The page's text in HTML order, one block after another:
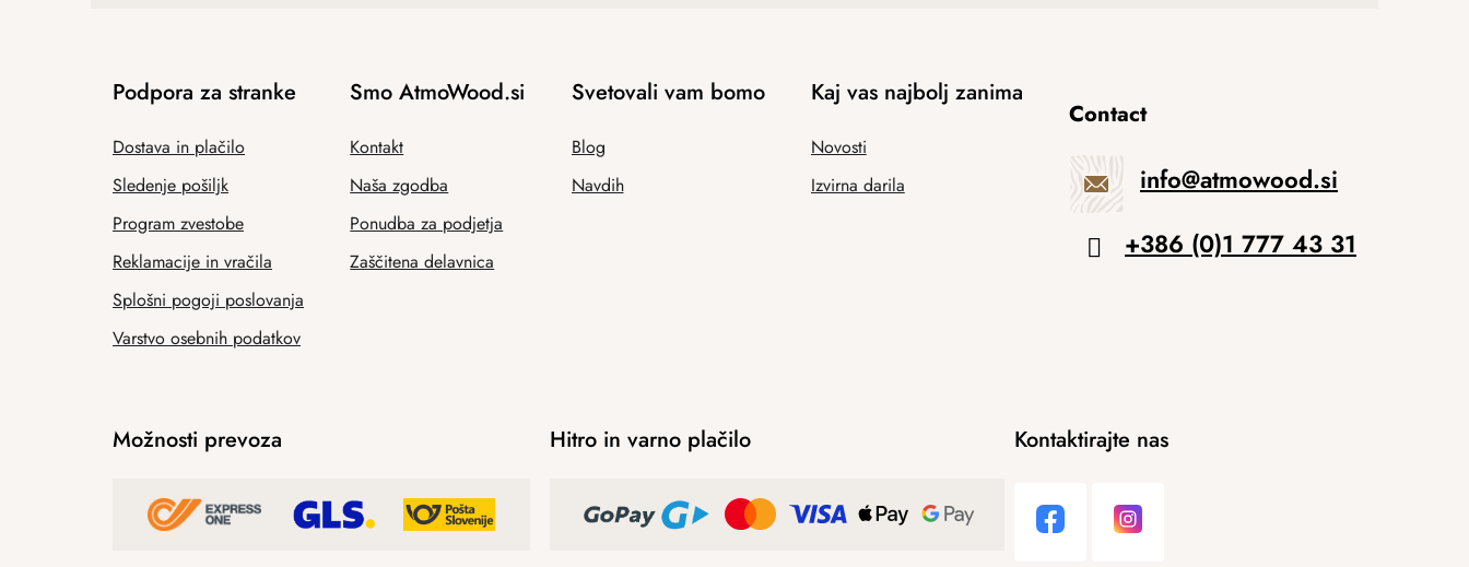
Podpora za stranke
Dostava in plačilo
Sledenje pošiljk
Program zvestobe
Reklamacije in vračila
Splošni pogoji poslovanja
Varstvo osebnih podatkov
Smo AtmoWood.si
Kontakt
Naša zgodba
Ponudba za podjetja
Zaščitena delavnica
Svetovali vam bomo
Blog
Navdih
Kaj vas najbolj zanima
Novosti
Izvirna darila
Contact
info@atmowood.si
+386 (0)1 777 43 31
Možnosti prevoza Hitro in varno plačilo Kontaktirajte nas